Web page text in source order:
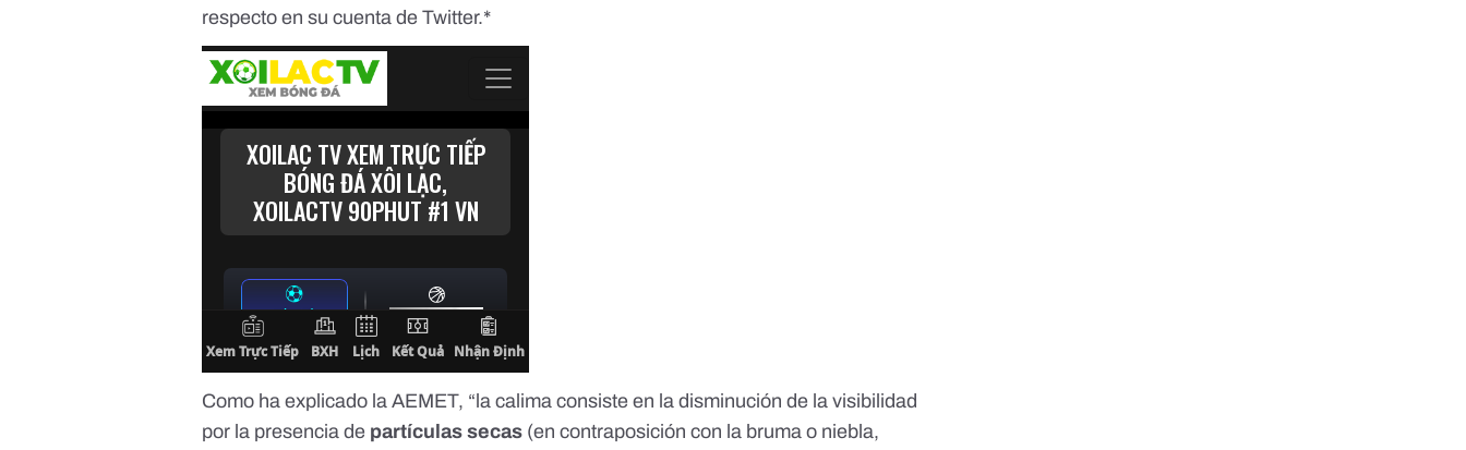
respecto en su cuenta de Twitter.*
Como ha explicado la AEMET, “la calima consiste en la disminución de la visibilidad
por la presencia de partículas secas (en contraposición con la bruma o niebla,